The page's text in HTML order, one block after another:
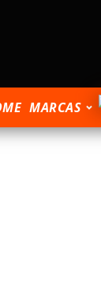
MARCAS